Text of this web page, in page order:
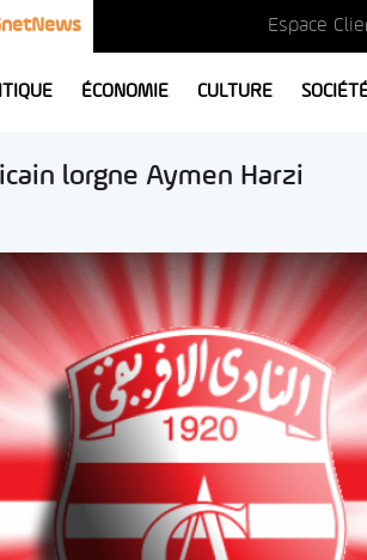
Espace
ÉCONOMIE CULTURE
lorgne Aymen Harzi